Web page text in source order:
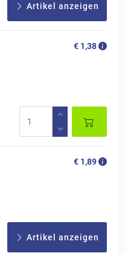
Artikel anzeigen
€ 1,38
€ 1,89
Artikel anzeigen